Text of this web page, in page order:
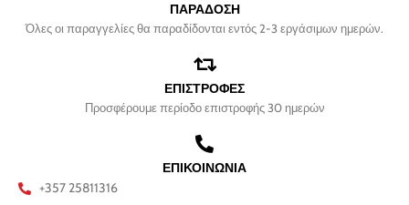
ΠΑΡΑΔΟΣΗ
Όλες οι παραγγελίες θα παραδίδονται εντός 2-3 εργάσιμων ημερών.
ΕΠΙΣΤΡΟΦΕΣ
Προσφέρουμε περίοδο επιστροφής 30 ημερών
ΕΠΙΚΟΙΝΩΝΙΑ
+357 25811316